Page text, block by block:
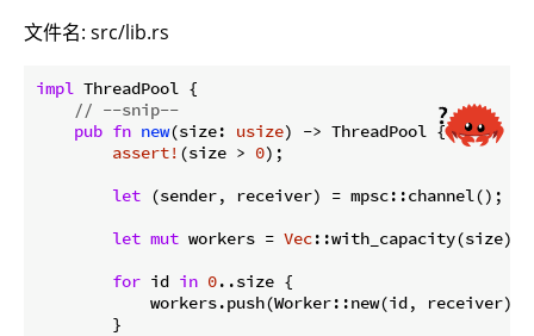
文件名: src/lib.rs
impl ThreadPool {
// --snip--
pub fn new(size: usize) -> ThreadPool {
assert! (size > 0);
let (sender, receiver) = mpsc::channel();
let mut workers = Vec::with_capacity(size);
for id in 0..size {
            workers.push(Worker::new(id, receiver));
        }